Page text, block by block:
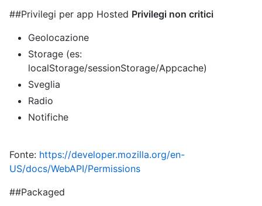
##Privilegi per app Hosted Privilegi non critici
Geolocazione
Storage (es:
localStorage/sessionStorage/Appcache)
Sveglia
Radio
Notifiche
Fonte: https://developer.mozilla.org/en-
US/docs/WebAPI/Permissions
##Packaged